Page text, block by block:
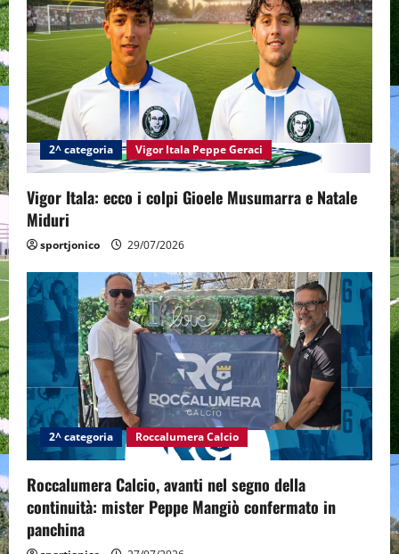
2^ categoria Vigor Itala Peppe Geraci
Vigor Itala: ecco i colpi Gioele Musumarra e Natale
Miduri
sportjonico 29/07/2026
2^ categoria Roccalumera Calcio
Roccalumera Calcio, avanti nel segno della
continuità: mister Peppe Mangiò confermato in
panchina